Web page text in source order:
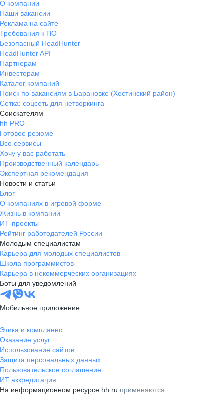
О компании
Наши вакансии
Реклама на сайте
Требования к ПО
Безопасный HeadHunter
HeadHunter API
Партнерам
Инвесторам
Каталог компаний
Поиск по вакансиям в Барановке (Хостинский район)
Сетка: соцсеть для нетворкинга
Соискателям
hh PRO
Готовое резюме
Все сервисы
Хочу у вас работать
Производственный календарь
Экспертная рекомендация
Новости и статьи
Блог
О компаниях в игровой форме
Жизнь в компании
ИТ-проекты
Рейтинг работодателей России
Молодым специалистам
Карьера для молодых специалистов
Школа программистов
Карьера в некоммерческих организациях
Боты для уведомлений
Мобильное приложение
Этика и комплаенс
Оказание услуг
Использование сайтов
Защита персональных данных
Пользовательское соглашение
ИТ аккредитация
На информационном ресурсе hh.ru применяются